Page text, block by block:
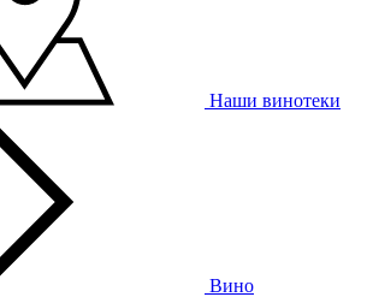
Наши винотеки
Вино